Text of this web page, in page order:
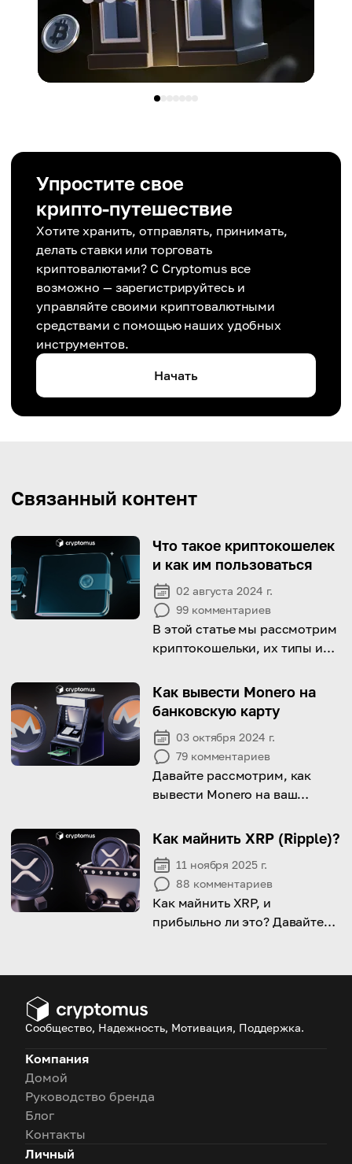
Упростите свое
крипто-путешествие
Хотите хранить, отправлять, принимать,
делать ставки или торговать
криптовалютами? С Cryptomus все
возможно — зарегистрируйтесь и
управляйте своими криптовалютными
средствами с помощью наших удобных
инструментов.
Начать
Связанный контент
Что такое криптокошелек
и как им пользоваться
02 августа 2024 г.
99 комментариев
В этой статье мы рассмотрим
криптокошельки, их типы и
Как вывести Monero на
банковскую карту
03 октября 2024 г.
79 комментариев
Давайте рассмотрим, как
вывести Monero на ваш
факторы, которые следует
учитывать в процессе!
Как майнить XRP (Ripple)?
11 ноября 2025 г.
88 комментариев
Как майнить XRP, и
прибыльно ли это? Давайте
Сообщество, Надежность, Мотивация, Поддержка.
Компания
Домой
Руководство бренда
Блог
Контакты
Личный